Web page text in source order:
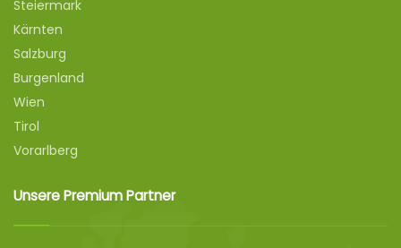
Steiermark
Kärnten
Salzburg
Burgenland
Wien
Tirol
Vorarlberg
Unsere Premium Partner